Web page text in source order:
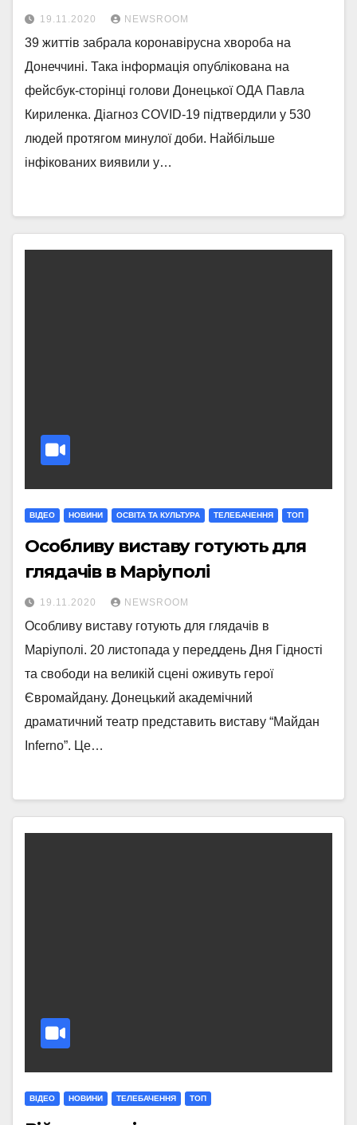
19.11.2020 NEWSROOM
39 життів забрала коронавірусна хвороба на
Донеччині. Така інформація опублікована на
фейсбук-сторінці голови Донецької ОДА Павла
Кириленка. Діагноз COVID-19 підтвердили у 530
людей протягом минулої доби. Найбільше
інфікованих виявили у…
ВІДЕО НОВИНИ ОСВІТА ТА КУЛЬТУРА ТЕЛЕБАЧЕННЯ ТОП
Особливу виставу готують для
глядачів в Маріуполі
19.11.2020 NEWSROOM
Особливу виставу готують для глядачів в
Маріуполі. 20 листопада у переддень Дня Гідності
та свободи на великій сцені оживуть герої
Євромайдану. Донецький академічний
драматичний театр представить виставу “Майдан
Inferno”. Це…
ВІДЕО НОВИНИ ТЕЛЕБАЧЕННЯ ТОП